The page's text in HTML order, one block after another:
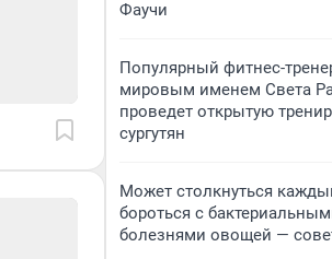
Фаучи
Популярный фитнес-
мировым именем Света
проведет открытую
сургутян
Может столкнуться
бороться с
болезнями овощей —